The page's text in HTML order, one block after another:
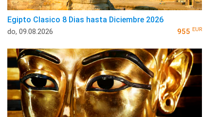
Egipto Clasico 8 Dias hasta Diciembre 2026
do, 09.08.2026 955 EUR